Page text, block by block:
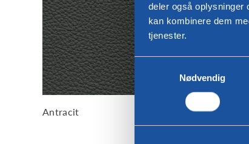
deler også oplysninger
kan kombinere dem
tjenester.
Valg
af
samtykke
Nødvendig
Antracit